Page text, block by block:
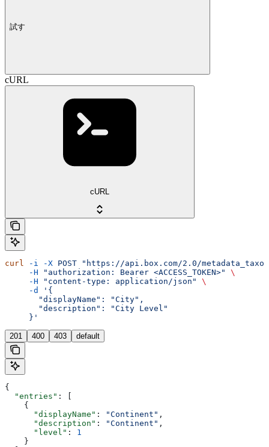
試す
cURL
cURL
curl -i -X POST "https://api.box.com/2.0/
     -H
"authorization: Bearer <ACCESS_TOKEN>"
\
     -H
"content-type: application/json"
\
     -d
'{
       "displayName": "City",
       "description": "City Level"
     }'
201 400 403 default
{
  "entries"
: [
    {
      "displayName"
: "Continent" ,
      "description"
: "Continent" ,
      "level"
: 1
    }